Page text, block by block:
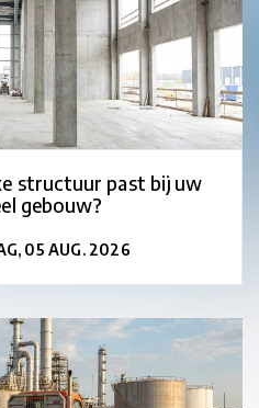
structuur past bij uw
gebouw?
05 AUG. 2026